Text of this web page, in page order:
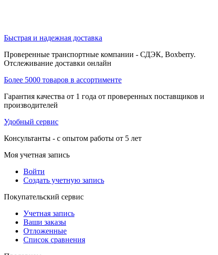
Быстрая и надежная доставка
Проверенные транспортные компании - СДЭК, Boxberry.
Отслеживание доставки онлайн
Более 5000 товаров в ассортименте
Гарантия качества от 1 года от проверенных поставщиков и
производителей
Удобный сервис
Консультанты - с опытом работы от 5 лет
Моя учетная запись
Войти
Создать учетную запись
Покупательский сервис
Учетная запись
Ваши заказы
Отложенные
Список сравнения